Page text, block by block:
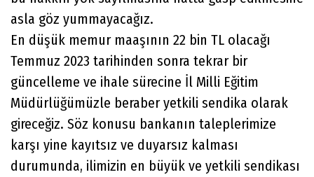
asla göz yummayacağız.
En düşük memur maaşının 22 bin TL olacağı
Temmuz 2023 tarihinden sonra tekrar bir
güncelleme ve ihale sürecine İl Milli Eğitim
Müdürlüğümüzle beraber yetkili sendika olarak
gireceğiz. Söz konusu bankanın taleplerimize
karşı yine kayıtsız ve duyarsız kalması
durumunda, ilimizin en büyük ve yetkili sendikası